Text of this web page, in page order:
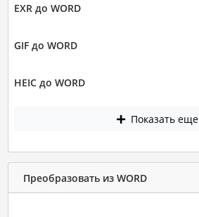
EXR до WORD
GIF до WORD
HEIC до WORD
Показать еще
Преобразовать из WORD